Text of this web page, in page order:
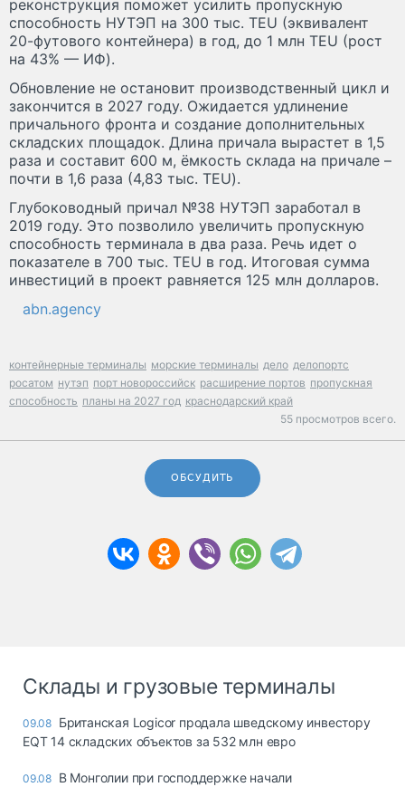
реконструкция поможет усилить пропускную
способность НУТЭП на 300 тыс. TEU (эквивалент
20-футового контейнера) в год, до 1 млн TEU (рост
на 43% — ИФ).
Обновление не остановит производственный цикл и
закончится в 2027 году. Ожидается удлинение
причального фронта и создание дополнительных
складских площадок. Длина причала вырастет в 1,5
раза и составит 600 м, ёмкость склада на причале –
почти в 1,6 раза (4,83 тыс. TEU).
Глубоководный причал №38 НУТЭП заработал в
2019 году. Это позволило увеличить пропускную
способность терминала в два раза. Речь идет о
показателе в 700 тыс. TEU в год. Итоговая сумма
инвестиций в проект равняется 125 млн долларов.
abn.agency
контейнерные терминалы морские терминалы дело делопортс
росатом нутэп порт новороссийск расширение портов пропускная
способность планы на 2027 год краснодарский край
55 просмотров всего.
ОБСУДИТЬ
Склады и грузовые терминалы
09.08 Британская Logicor продала шведскому инвестору
EQT 14 складских объектов за 532 млн евро
09.08 В Монголии при господдержке начали